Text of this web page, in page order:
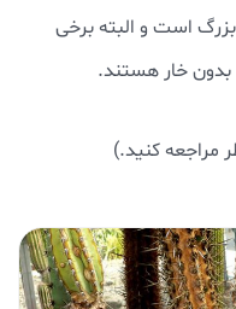
است و البته برخی
بدون خار هستند.
مراجعه کنید.)